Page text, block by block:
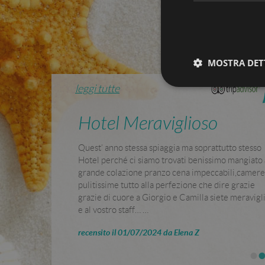
leggi tutte
Bella accoglienza, ottimi
servizi e prezzi onesti
Abbiamo passato 14 giorni veramenti bene e in
Albergo con ottimi servizi, dalle belle camere al
al personale e ai . gestori. Inoltre l’albergo e’
posizionato in una bella zona centrale ma
Distanze tutte percorribili a piedi …
recensito il 01/09/2024 da Dream26793336673
•
MOSTRA
I cookie
dell'account. Il sito
Nome
epuModal